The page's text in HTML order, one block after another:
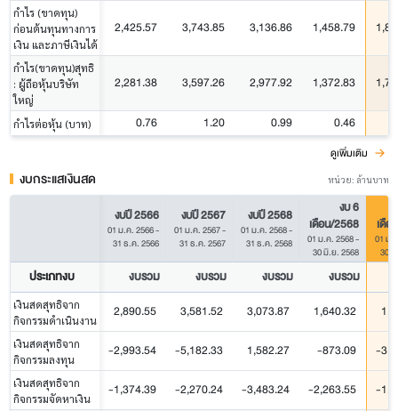
กำไร (ขาดทุน)
ก่อนต้นทุนทางการ
เงิน และภาษีเงินได้
2,425.57 3,743.85 3,136.86 1,458.79
กำไร(ขาดทุน)สุทธิ
: ผู้ถือหุ้นบริษัท
ใหญ่
2,281.38 3,597.26 2,977.92 1,372.83
กำไรต่อหุ้น (บาท) 0.76 1.20 0.99 0.46
ดูเพิ่มเติม
งบกระแสเงินสด หน่วย: ล้านบาท
งบปี 2566
01 ม.ค. 2566-
31 ธ.ค. 2566
งบปี 2567
01 ม.ค. 2567-
31 ธ.ค. 2567
งบปี 2568
01 ม.ค. 2568-
31 ธ.ค. 2568
งบ 6
เดือน/2568
01 ม.ค. 2568-
30 มิ.ย. 2568
เดือ
01 ม.
30
ประเภทงบ งบรวม งบรวม งบรวม งบรวม
เงินสดสุทธิจาก
กิจกรรมดำเนินงาน
2,890.55 3,581.52 3,073.87 1,640.32
เงินสดสุทธิจาก
กิจกรรมลงทุน
-2,993.54 -5,182.33 1,582.27 -873.09 -
เงินสดสุทธิจาก
กิจกรรมจัดหาเงิน
-1,374.39 -2,270.24 -3,483.24 -2,263.55 -